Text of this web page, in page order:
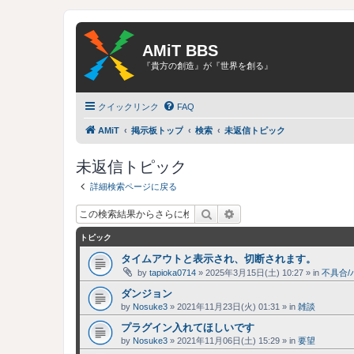
AMiT BBS
『貴方の創造』が『世界を創る』
クイックリンク FAQ
AMiT 掲示板トップ 検索 未返信トピック
未返信トピック
詳細検索ページに戻る
検索
トピック
タイムアウトと表示され、切断されます。
by tapioka0714 » 2025年3月15日(土) 10:27 » in 不具合/
ダンジョン
by Nosuke3 » 2021年11月23日(火) 01:31 » in 雑談
プラグイン入れてほしいです
by Nosuke3 » 2021年11月06日(土) 15:29 » in 要望